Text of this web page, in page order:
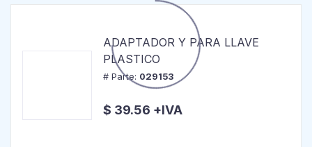
Cargando...
ADAPTADOR Y PARA LLAVE
PLASTICO
# Parte: 029153
$ 39.56 +IVA